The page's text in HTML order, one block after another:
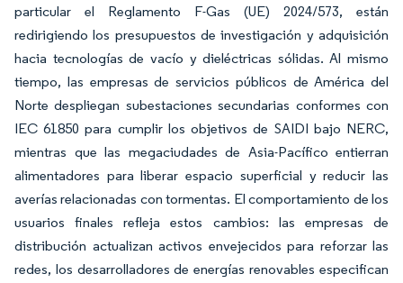
particular el Reglamento F-Gas (UE) 2024/573, están
redirigiendo los presupuestos de investigación y adquisición
hacia tecnologías de vacío y dieléctricas sólidas. Al mismo
tiempo, las empresas de servicios públicos de América del
Norte despliegan subestaciones secundarias conformes con
IEC 61850 para cumplir los objetivos de SAIDI bajo NERC,
mientras que las megaciudades de Asia-Pacífico entierran
alimentadores para liberar espacio superficial y reducir las
averías relacionadas con tormentas. El comportamiento de los
usuarios finales refleja estos cambios: las empresas de
distribución actualizan activos envejecidos para reforzar las
redes, los desarrolladores de energías renovables especifican